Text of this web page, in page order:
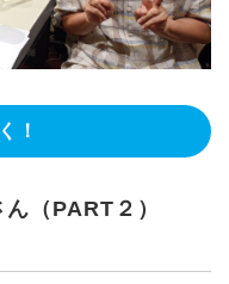
！
（PART２）